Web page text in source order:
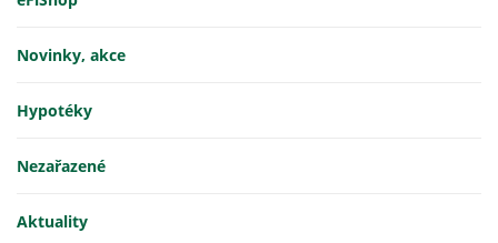
Novinky, akce
Hypotéky
Nezařazené
Aktuality